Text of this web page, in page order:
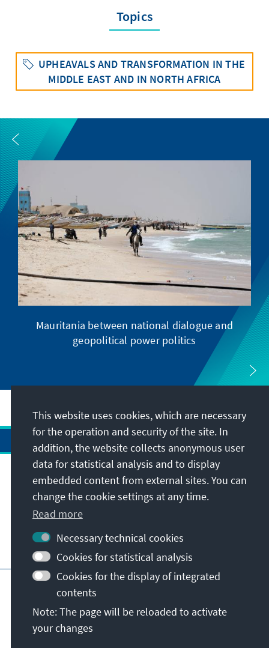
Topics
UPHEAVALS AND TRANSFORMATION IN THE
MIDDLE EAST AND IN NORTH AFRICA
Mauritania between national dialogue and
geopolitical power politics
Address
Contact
Visit also
Main page of KAS Imprint
Data protection
Terms of use
Report an accessibility issue
© Konrad-Adenauer-Stiftung e.V. 2026
This website uses cookies, which are necessary
for the operation and security of the site. In
addition, the website collects anonymous user
data for statistical analysis and to display
embedded content from external sites. You can
change the cookie settings at any time.
Read more
Necessary technical cookies
Cookies for statistical analysis
Cookies for the display of integrated
contents
Note: The page will be reloaded to activate
your changes